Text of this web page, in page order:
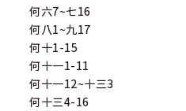
何六7~七16
何八1~九17
何十1-15
何十一1-11
何十一12~十三3
何十三4-16